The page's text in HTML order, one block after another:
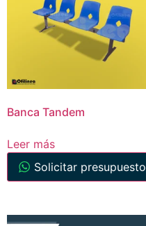
Banca Tandem
Leer más
Solicitar presupuesto